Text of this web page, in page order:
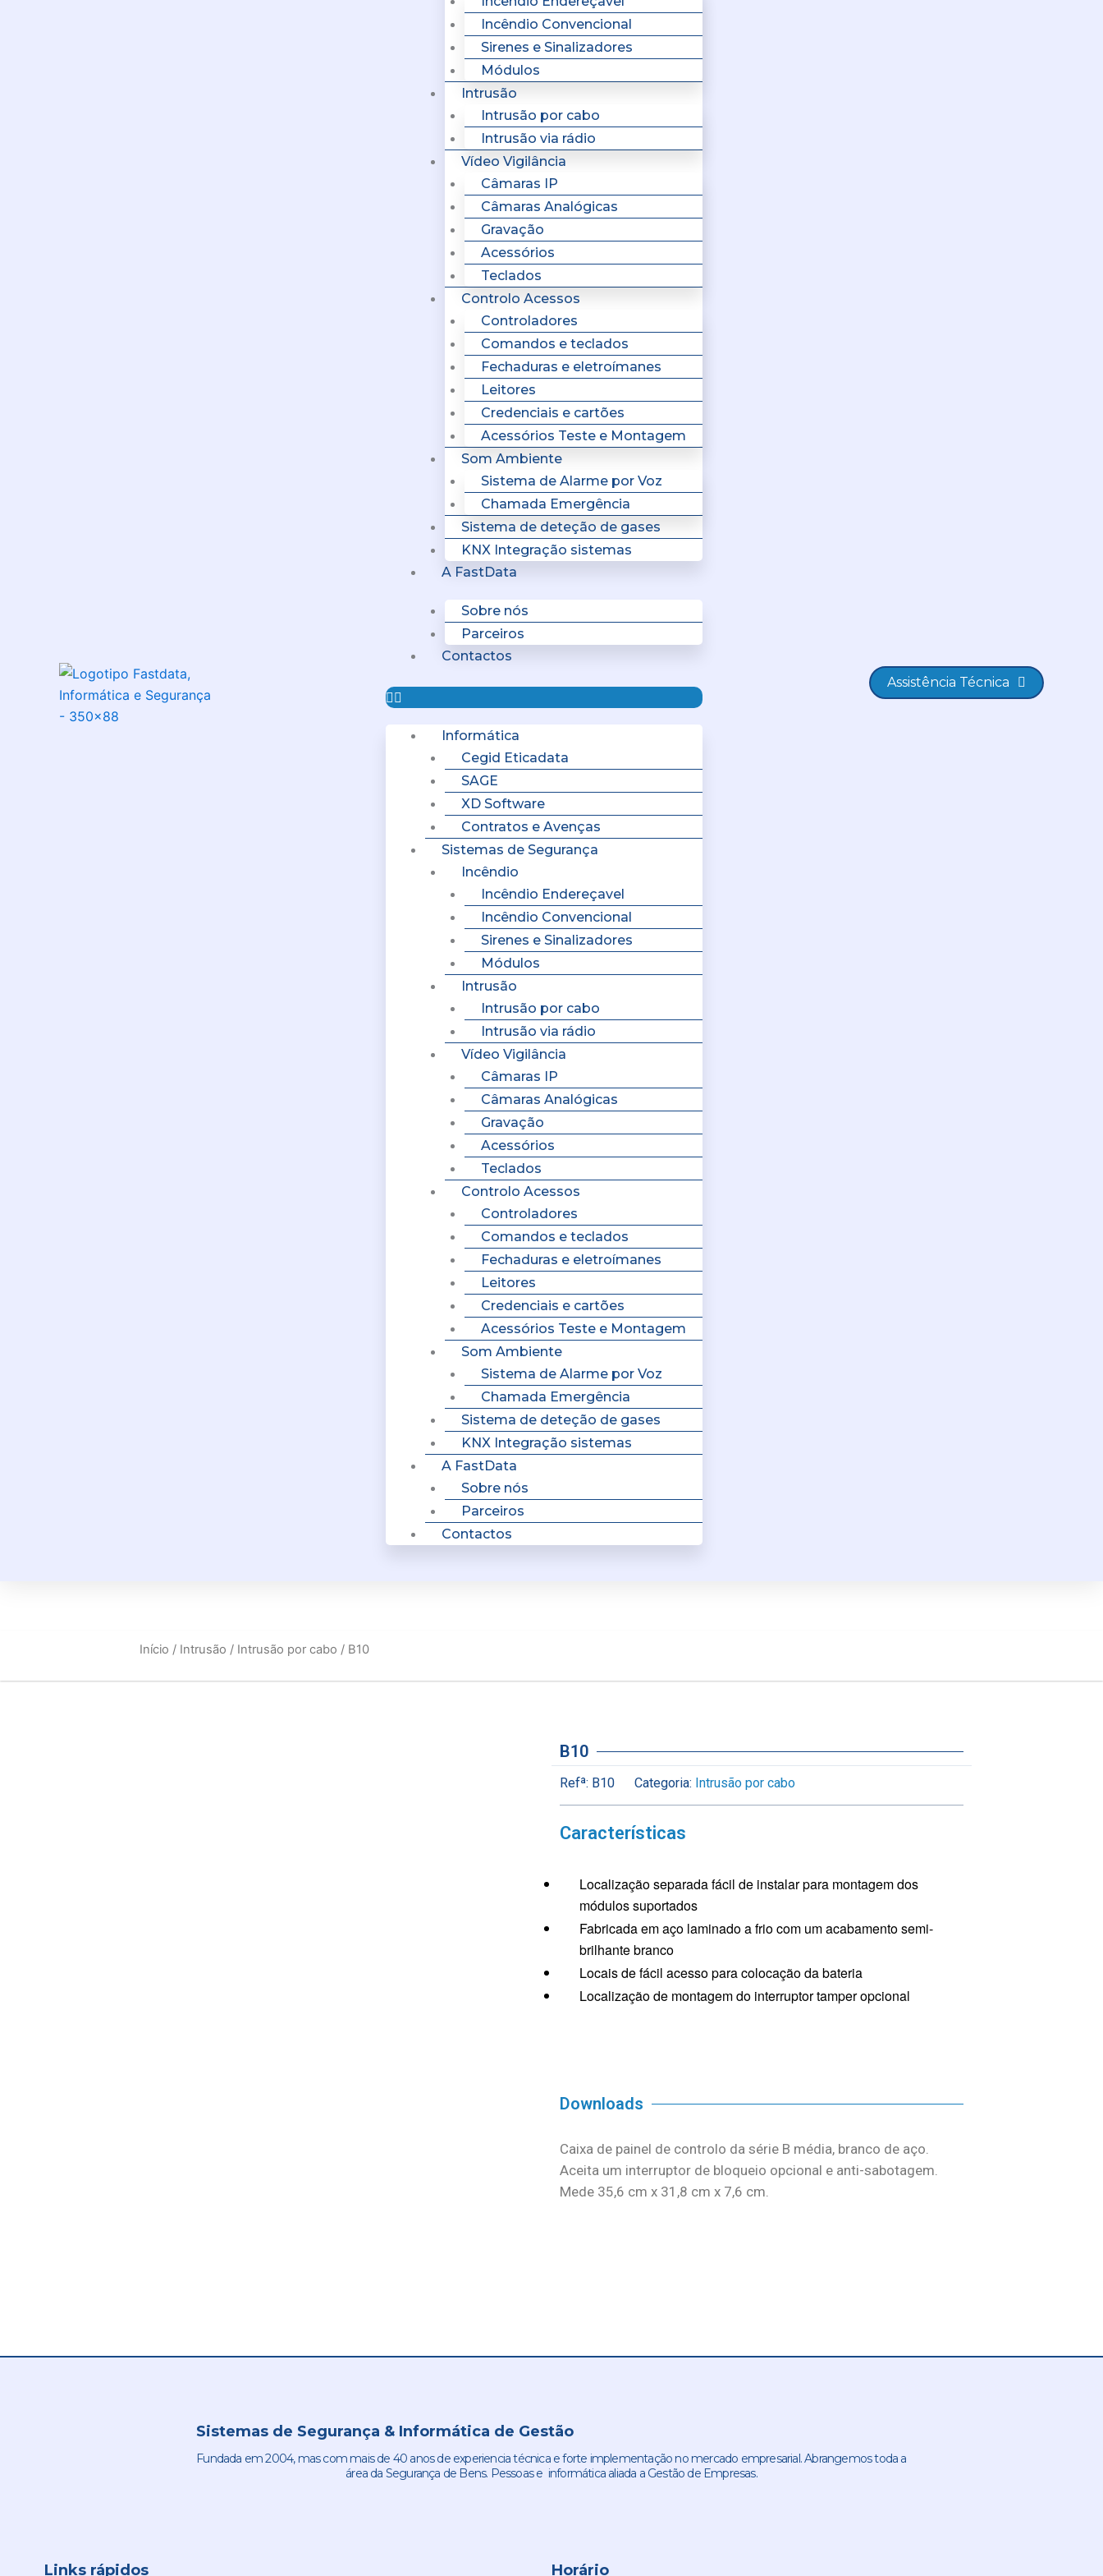
Incêndio Convencional
Sirenes e Sinalizadores
Módulos
Intrusão
Intrusão por cabo
Intrusão via rádio
Vídeo Vigilância
Câmaras IP
Câmaras Analógicas
Gravação
Acessórios
Teclados
Controlo Acessos
Controladores
Comandos e teclados
Fechaduras e eletroímanes
Leitores
Credenciais e cartões
Acessórios Teste e Montagem
Som Ambiente
Sistema de Alarme por Voz
Chamada Emergência
Sistema de deteção de gases
KNX Integração sistemas
A FastData
Sobre nós
Parceiros
Contactos
Informática
Cegid Eticadata
SAGE
XD Software
Contratos e Avenças
Sistemas de Segurança
Incêndio
Incêndio Endereçavel
Incêndio Convencional
Sirenes e Sinalizadores
Módulos
Intrusão
Intrusão por cabo
Intrusão via rádio
Vídeo Vigilância
Câmaras IP
Câmaras Analógicas
Gravação
Acessórios
Teclados
Controlo Acessos
Controladores
Comandos e teclados
Fechaduras e eletroímanes
Leitores
Credenciais e cartões
Acessórios Teste e Montagem
Som Ambiente
Sistema de Alarme por Voz
Chamada Emergência
Sistema de deteção de gases
KNX Integração sistemas
A FastData
Sobre nós
Parceiros
Contactos
Assistência Técnica
Início / Intrusão / Intrusão por cabo / B10
B10
Refª: B10 Categoria: Intrusão por cabo
Características
Localização separada fácil de instalar para montagem dos
módulos suportados
Fabricada em aço laminado a frio com um acabamento semi-
brilhante branco
Locais de fácil acesso para colocação da bateria
Localização de montagem do interruptor tamper opcional
Downloads
Caixa de painel de controlo da série B média, branco de aço.
Aceita um interruptor de bloqueio opcional e anti-sabotagem.
Mede 35,6 cm x 31,8 cm x 7,6 cm.
Sistemas de Segurança & Informática de Gestão
Fundada em 2004, mas com mais de 40 anos de experiencia técnica e forte implementação no mercado empresarial. Abrangemos toda a
área da Segurança de Bens. Pessoas e informática aliada a Gestão de Empresas.
Links rápidos Horário